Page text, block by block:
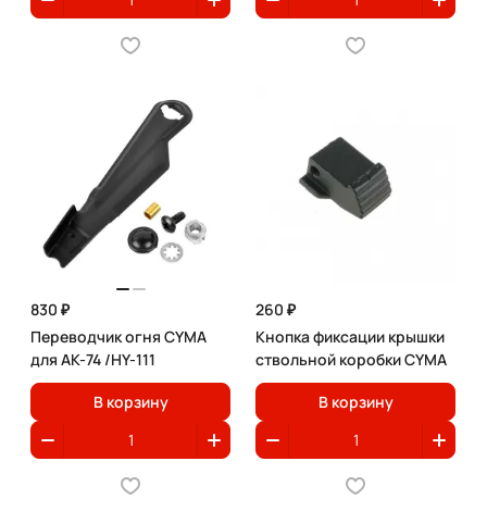
830 ₽
Переводчик огня CYMA
для АК-74 /HY-111
В корзину
260 ₽
Кнопка фиксации крышки
ствольной коробки CYMA
В корзину